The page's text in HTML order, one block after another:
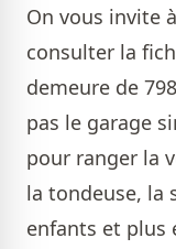
On vous invite
consulter la
demeure de
pas le garage
pour ranger la
la tondeuse, la
enfants et plus